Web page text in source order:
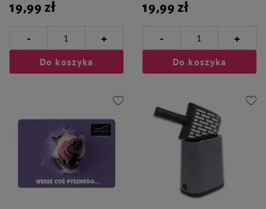
19,99 zł
- +
Do koszyka
19,99 zł
- +
Do koszyka